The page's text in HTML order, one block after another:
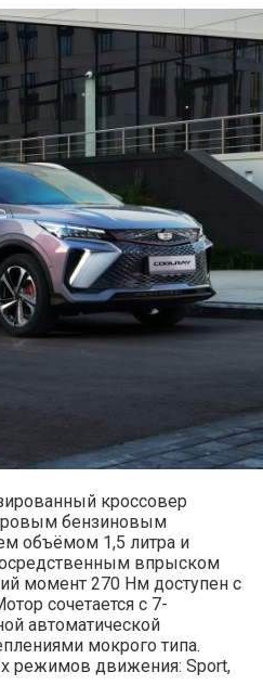
кроссовер
бензиновым
объёмом 1,5 литра и
впрыском
момент 270 Нм доступен с
сочетается с 7-
автоматической
мокрого типа.
режимов движения: Sport,